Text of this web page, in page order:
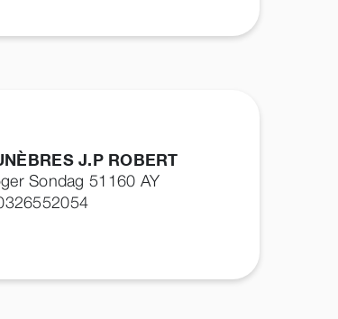
J.P ROBERT
Sondag 51160 AY